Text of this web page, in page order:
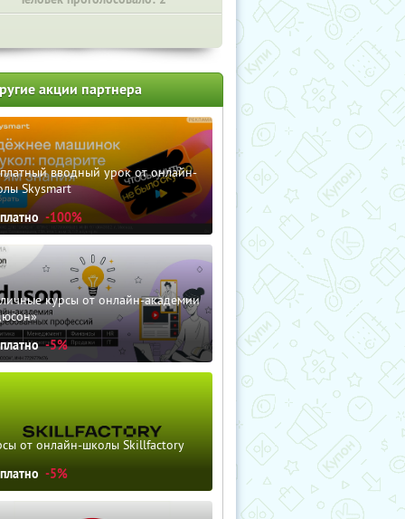
акции партнера
вводный урок от онлайн-
Skysmart
-100%
курсы от онлайн-академии
-5%
от онлайн-школы Skillfactory
-5%